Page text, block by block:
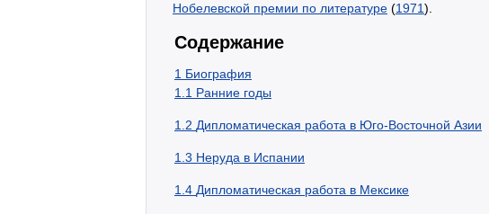
Нобелевской премии по литературе (1971).
Содержание
1 Биография
1.1 Ранние годы
1.2 Дипломатическая работа в Юго-Восточной Азии
1.3 Неруда в Испании
1.4 Дипломатическая работа в Мексике